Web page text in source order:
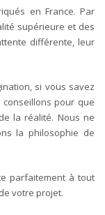
en France. Par
supérieure et des
différente, leur
si vous savez
pour que
la réalité. Nous ne
la philosophie de
parfaitement à tout
votre projet.